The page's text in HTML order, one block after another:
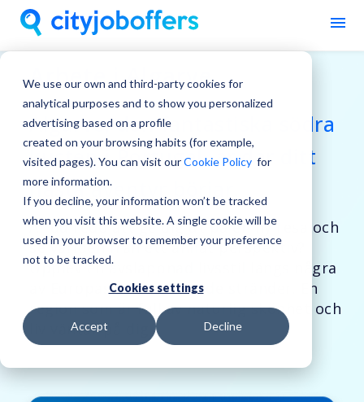
We use our own and third-party cookies for
analytical purposes and to show you personalized
advertising based on a profile
created on your browsing habits (for example,
visited pages). You can visit ourCookie Policy for
more information.
If you decline, your information won’t be tracked
when you visit this website. A single cookie will be
used in your browser to remember your preference
not to be tracked.
Cookies settings
Accept Decline
Arbete i Algarve
Algarve, den fantastiska södra
kusten i Portugal, är där ditt
nästa äventyr börjar.
Är du redo att ge dig ut på en ny resa och
se världen från ett annat perspektiv?
Upplev en avslappnad livsstil längs några
av Europas mest hisnande stränder. En
region som är full av naturlig skönhet och
liv väntar på dig.